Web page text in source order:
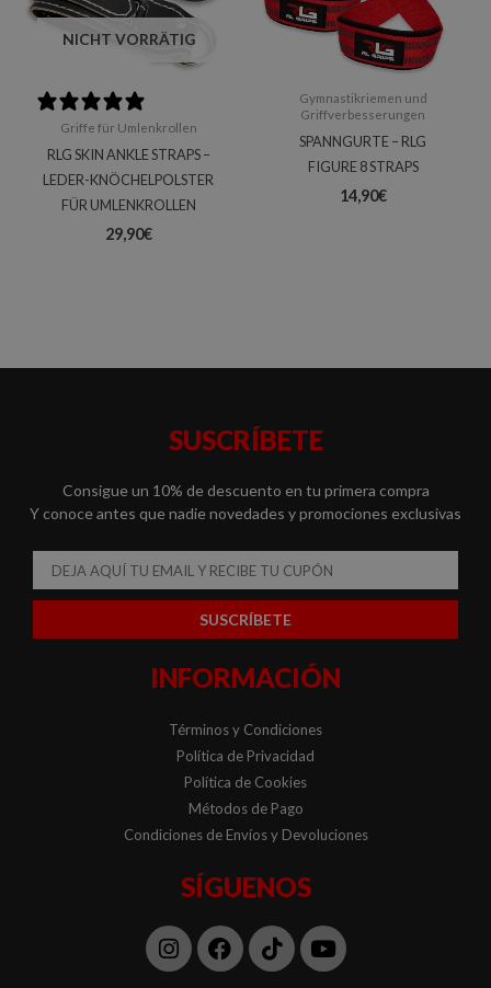
NICHT VORRÄTIG
Griffe für Umlenkrollen
RLG SKIN ANKLE STRAPS –
LEDER-KNÖCHELPOLSTER
FÜR UMLENKROLLEN
29,90€
Gymnastikriemen und
Griffverbesserungen
SPANNGURTE – RLG
FIGURE 8 STRAPS
14,90€
SÍGUENOS
Instagram
Facebook
TiktokYoutube
INFORMACIÓN
Términos y Condiciones
Política de Privacidad
Política de Cookies
Métodos de Pago
Condiciones de Envíos y Devoluciones
SUSCRÍBETE
Consigue un 10% de descuento en tu primera compra
Y conoce antes que nadie novedades y promociones exclusivas
SUSCRÍBETE